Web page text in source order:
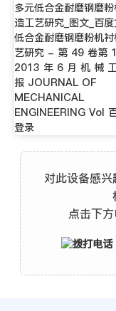
多元低合金耐磨钢磨
造工艺研究_图文_百
低合金耐磨钢磨粉机
艺研究 - 第 49 卷第
2013 年 6 月 机 械
报 JOURNAL OF
MECHANICAL
ENGINEERING Vol
登录
对此设备感
点击下方